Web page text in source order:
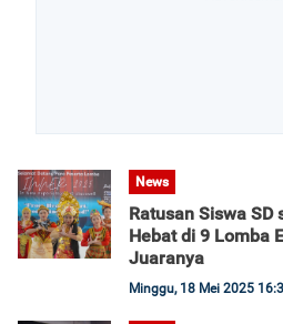
News
Ratusan Siswa
Hebat di 9 Lomba
Juaranya
Minggu, 18 Mei 2025